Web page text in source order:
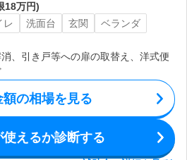
18万円)
レ 洗面台 玄関
ベランダ
、引き戸等への扉の取替え、洋式便
額の相場を見る
えるか診断する